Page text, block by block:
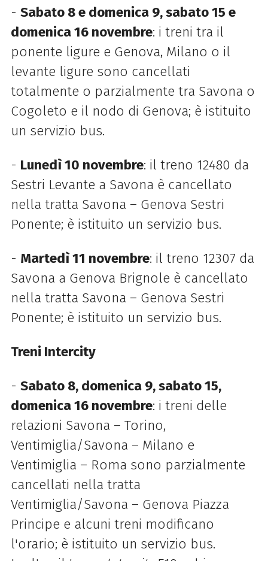
- Sabato 8 e domenica 9, sabato 15 e
domenica 16 novembre: i treni tra il
ponente ligure e Genova, Milano o il
levante ligure sono cancellati
totalmente o parzialmente tra Savona o
Cogoleto e il nodo di Genova; è istituito
un servizio bus.
- Lunedì 10 novembre: il treno 12480 da
Sestri Levante a Savona è cancellato
nella tratta Savona – Genova Sestri
Ponente; è istituito un servizio bus.
- Martedì 11 novembre: il treno 12307 da
Savona a Genova Brignole è cancellato
nella tratta Savona – Genova Sestri
Ponente; è istituito un servizio bus.
Treni Intercity
- Sabato 8, domenica 9, sabato 15,
domenica 16 novembre: i treni delle
relazioni Savona – Torino,
Ventimiglia/Savona – Milano e
Ventimiglia – Roma sono parzialmente
cancellati nella tratta
Ventimiglia/Savona – Genova Piazza
Principe e alcuni treni modificano
l'orario; è istituito un servizio bus.